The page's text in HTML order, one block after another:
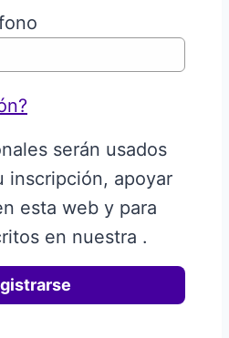
serán usados
inscripción, apoyar
esta web y para
en nuestra .